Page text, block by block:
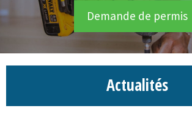
Demande de permis
Actualités